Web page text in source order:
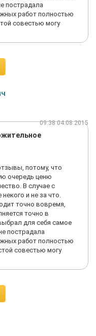
пострадала
работ полностью
совестью могу
09:38 04.08.2015
потому, что
очередь ценю
В случае с
и не за что.
точно вовремя,
точно в
для себя самое
пострадала
работ полностью
совестью могу